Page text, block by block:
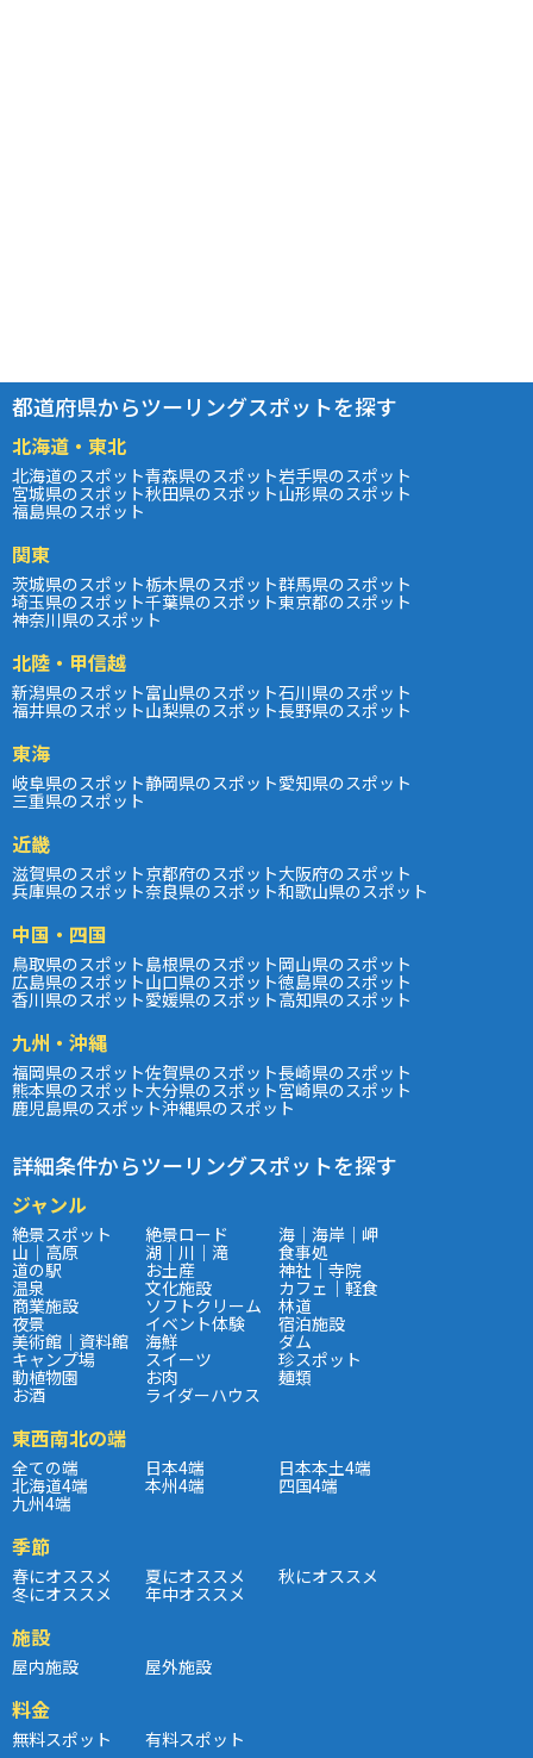
都道府県からツーリングスポットを探す
北海道・東北
北海道のスポット青森県のスポット岩手県のスポット
宮城県のスポット秋田県のスポット山形県のスポット
福島県のスポット
関東
茨城県のスポット栃木県のスポット群馬県のスポット
埼玉県のスポット千葉県のスポット東京都のスポット
神奈川県のスポット
北陸・甲信越
新潟県のスポット富山県のスポット石川県のスポット
福井県のスポット山梨県のスポット長野県のスポット
東海
岐阜県のスポット静岡県のスポット愛知県のスポット
三重県のスポット
近畿
滋賀県のスポット京都府のスポット大阪府のスポット
兵庫県のスポット奈良県のスポット和歌山県のスポット
中国・四国
鳥取県のスポット島根県のスポット岡山県のスポット
広島県のスポット山口県のスポット徳島県のスポット
香川県のスポット愛媛県のスポット高知県のスポット
九州・沖縄
福岡県のスポット佐賀県のスポット長崎県のスポット
熊本県のスポット大分県のスポット宮崎県のスポット
鹿児島県のスポット沖縄県のスポット
詳細条件からツーリングスポットを探す
ジャンル
絶景スポット 絶景ロード 海｜海岸｜岬
山｜高原 湖｜川｜滝 食事処
道の駅 お土産 神社｜寺院
温泉 文化施設 カフェ｜軽食
商業施設 ソフトクリーム 林道
夜景 イベント体験 宿泊施設
美術館｜資料館 海鮮 ダム
キャンプ場 スイーツ 珍スポット
動植物園 お肉 麺類
お酒 ライダーハウス
東西南北の端
全ての端 日本4端 日本本土4端
北海道4端 本州4端 四国4端
九州4端
季節
春にオススメ 夏にオススメ 秋にオススメ
冬にオススメ 年中オススメ
施設
屋内施設 屋外施設
料金
無料スポット 有料スポット